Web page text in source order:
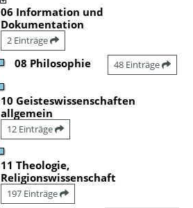
06 Information und
Dokumentation
2 Einträge
08 Philosophie 48 Einträge
10 Geisteswissenschaften
allgemein
12 Einträge
11 Theologie,
Religionswissenschaft
197 Einträge